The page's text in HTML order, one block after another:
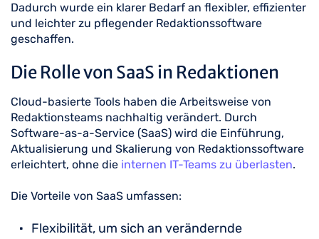
Dadurch wurde ein klarer Bedarf an flexibler, effizienter
und leichter zu pflegender Redaktionssoftware
geschaffen.
Die Rolle von SaaS in Redaktionen
Cloud-basierte Tools haben die Arbeitsweise von
Redaktionsteams nachhaltig verändert. Durch
Software-as-a-Service (SaaS) wird die Einführung,
Aktualisierung und Skalierung von Redaktionssoftware
erleichtert, ohne die internen IT-Teams zu überlasten.
Die Vorteile von SaaS umfassen:
Flexibilität, um sich an verändernde